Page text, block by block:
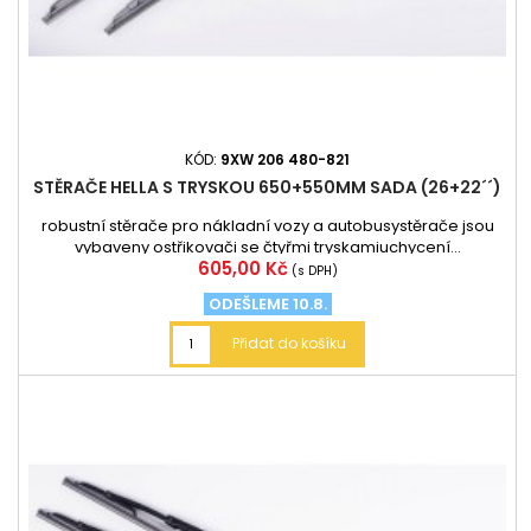
KÓD: 9XW 206 480-821
STĚRAČE HELLA S TRYSKOU 650+550MM SADA (26+22´´)
robustní stěrače pro nákladní vozy a autobusystěrače jsou
vybaveny ostřikovači se čtyřmi tryskamiuchycení...
Cena
605,00 Kč (s DPH)
ODEŠLEME 10.8.
Přidat do košíku